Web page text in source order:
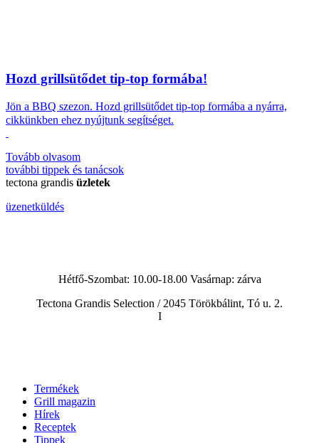
Hozd grillsütődet tip-top formába!
Jön a BBQ szezon. Hozd grillsütődet tip-top formába a nyárra,
cikkünkben ehez nyújtunk segítséget.
Tovább olvasom
további tippek és tanácsok
tectona grandis üzletek
üzenetküldés
Hétfő-Szombat: 10.00-18.00 Vasárnap: zárva
Tectona Grandis Selection / 2045 Törökbálint, Tó u. 2.
I
Termékek
Grill magazin
Hírek
Receptek
Tippek